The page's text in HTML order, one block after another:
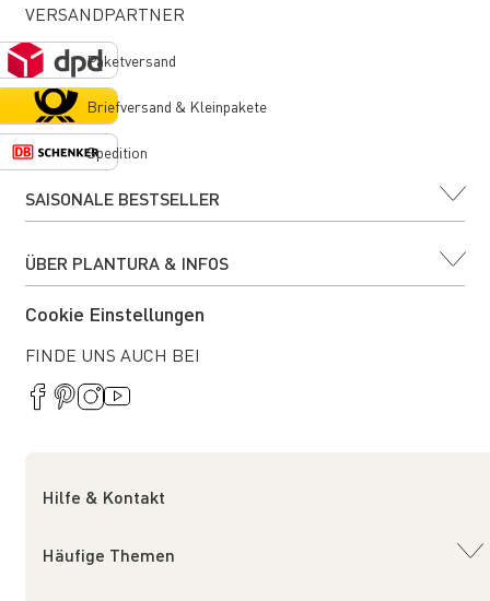
SAISONALE BESTSELLER
ÜBER PLANTURA & INFOS
Cookie Einstellungen
FINDE UNS AUCH BEI
VERSANDPARTNER
Paketversand
Briefversand & Kleinpakete
Spedition
Hilfe & Kontakt
Häufige Themen